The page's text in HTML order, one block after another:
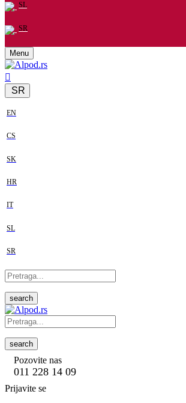
SL
SR
Menu
SR
EN
CS
SK
HR
IT
SL
SR
search
search
Pozovite nas
011 228 14 09
Prijavite se